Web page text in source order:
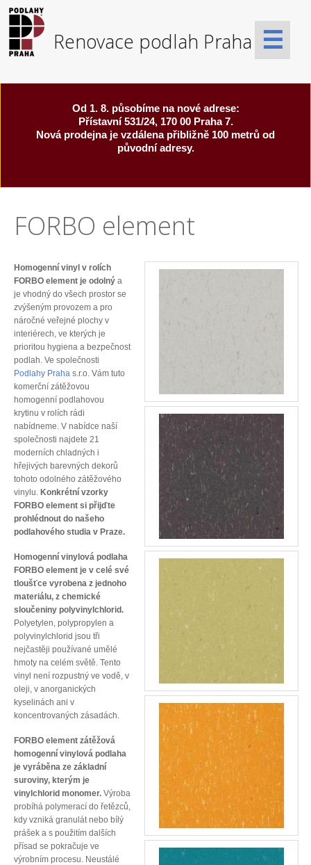
☰
Od 1. 8. působíme na nové adrese:
Přístavní 531/24, 170 00 Praha 7.
Nová prodejna je vzdálena přibližně 100 metrů od
původní adresy.
FORBO element
Homogenní vinyl v rolích
FORBO element je odolný a
je vhodný do všech prostor se
zvýšeným provozem a pro
náročné veřejné plochy v
interiérech, ve kterých je
prioritou hygiena a bezpečnost
podlah. Ve společnosti
Podlahy Praha s.r.o. Vám tuto
komerční zátěžovou
homogenní podlahovou
krytinu v rolích rádi
nabídneme. V nabídce naší
společnosti najdete 21
moderních chladných i
hřejivých barevných dekorů
tohoto odolného zátěžového
vinylu. Konkrétní vzorky
FORBO element si přijďte
prohlédnout do našeho
podlahového studia v Praze.
Homogenní vinylová podlaha
FORBO element je v celé své
tloušťce vyrobena z jednoho
materiálu, z chemické
sloučeniny polyvinylchlorid.
Polyetylen, polypropylen a
polyvinylchlorid jsou tři
nejčastěji používané umělé
hmoty na celém světě. Tento
vinyl není rozpustný ve vodě, v
oleji, v anorganických
kyselinách ani v
koncentrovaných zásadách.
FORBO element zátěžová
homogenní vinylová podlaha
je vyráběna ze základní
suroviny, kterým je
vinylchlorid monomer. Výroba
probíhá polymerací do řetězců,
kdy vzniká granulát nebo bílý
prášek a s použitím dalších
přísad se pokračuje ve
výrobním procesu. Neustálé